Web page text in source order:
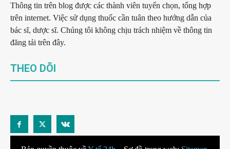
Thông tin trên blog được các thành viên tuyển chọn, tổng hợp
trên internet. Việc sử dụng thuốc cần tuân theo hướng dẫn của
bác sĩ, dược sĩ. Chúng tôi không chịu trách nhiệm về thông tin
đăng tải trên đây.
THEO DÕI